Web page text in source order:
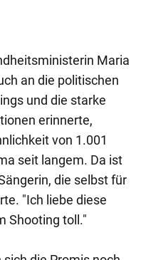
Maria
an die politischen
und die starke
erinnerte,
von 1.001
seit langem. Da ist
die selbst für
"Ich liebe diese
Shooting toll."